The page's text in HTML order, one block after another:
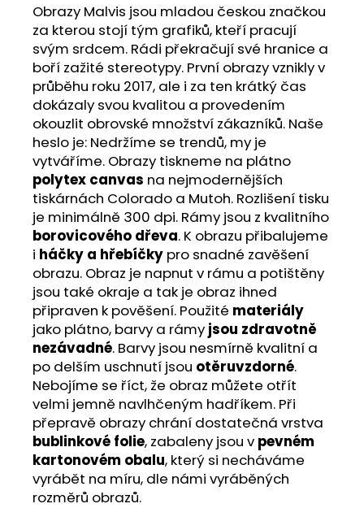
Obrazy Malvis jsou mladou českou značkou
za kterou stojí tým grafiků, kteří pracují
svým srdcem. Rádi překračují své hranice a
boří zažité stereotypy. První obrazy vznikly v
průběhu roku 2017, ale i za ten krátký čas
dokázaly svou kvalitou a provedením
okouzlit obrovské množství zákazníků. Naše
heslo je: Nedržíme se trendů, my je
vytváříme. Obrazy tiskneme na plátno
polytex canvas na nejmodernějších
tiskárnách Colorado a Mutoh. Rozlišení tisku
je minimálně 300 dpi. Rámy jsou z kvalitního
borovicového dřeva. K obrazu přibalujeme
i háčky a hřebíčky pro snadné zavěšení
obrazu. Obraz je napnut v rámu a potištěny
jsou také okraje a tak je obraz ihned
připraven k pověšení. Použité materiály
jako plátno, barvy a rámy jsou zdravotně
nezávadné. Barvy jsou nesmírně kvalitní a
po delším uschnutí jsou otěruvzdorné.
Nebojíme se říct, že obraz můžete otřít
velmi jemně navlhčeným hadříkem. Při
přepravě obrazy chrání dostatečná vrstva
bublinkové folie, zabaleny jsou v pevném
kartonovém obalu, který si necháváme
vyrábět na míru, dle námi vyráběných
rozměrů obrazů.